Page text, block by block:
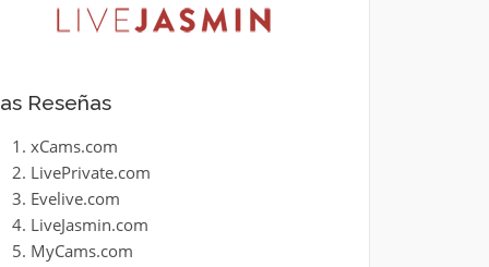
Reseñas
xCams.com
LivePrivate.com
Evelive.com
LiveJasmin.com
MyCams.com